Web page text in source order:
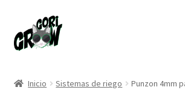
a
la
a
la
Inicio Sistemas de riego
Punzon 4mm